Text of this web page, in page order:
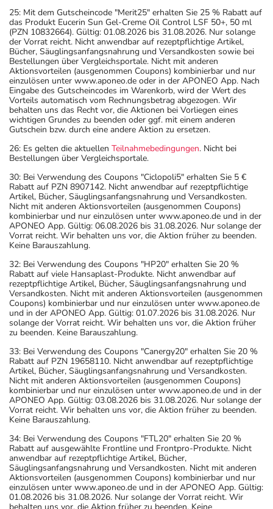
25: Mit dem Gutscheincode "Merit25" erhalten Sie 25 % Rabatt auf
das Produkt Eucerin Sun Gel-Creme Oil Control LSF 50+, 50 ml
(PZN 10832664). Gültig: 01.08.2026 bis 31.08.2026. Nur solange
der Vorrat reicht. Nicht anwendbar auf rezeptpflichtige Artikel,
Bücher, Säuglingsanfangsnahrung und Versandkosten sowie bei
Bestellungen über Vergleichsportale. Nicht mit anderen
Aktionsvorteilen (ausgenommen Coupons) kombinierbar und nur
einzulösen unter www.aponeo.de oder in der APONEO App. Nach
Eingabe des Gutscheincodes im Warenkorb, wird der Wert des
Vorteils automatisch vom Rechnungsbetrag abgezogen. Wir
behalten uns das Recht vor, die Aktionen bei Vorliegen eines
wichtigen Grundes zu beenden oder ggf. mit einem anderen
Gutschein bzw. durch eine andere Aktion zu ersetzen.
26: Es gelten die aktuellen Teilnahmebedingungen. Nicht bei
Bestellungen über Vergleichsportale.
30: Bei Verwendung des Coupons "Ciclopoli5" erhalten Sie 5 €
Rabatt auf PZN 8907142. Nicht anwendbar auf rezeptpflichtige
Artikel, Bücher, Säuglingsanfangsnahrung und Versandkosten.
Nicht mit anderen Aktionsvorteilen (ausgenommen Coupons)
kombinierbar und nur einzulösen unter www.aponeo.de und in der
APONEO App. Gültig: 06.08.2026 bis 31.08.2026. Nur solange der
Vorrat reicht. Wir behalten uns vor, die Aktion früher zu beenden.
Keine Barauszahlung.
32: Bei Verwendung des Coupons "HP20" erhalten Sie 20 %
Rabatt auf viele Hansaplast-Produkte. Nicht anwendbar auf
rezeptpflichtige Artikel, Bücher, Säuglingsanfangsnahrung und
Versandkosten. Nicht mit anderen Aktionsvorteilen (ausgenommen
Coupons) kombinierbar und nur einzulösen unter www.aponeo.de
und in der APONEO App. Gültig: 01.07.2026 bis 31.08.2026. Nur
solange der Vorrat reicht. Wir behalten uns vor, die Aktion früher
zu beenden. Keine Barauszahlung.
33: Bei Verwendung des Coupons "Canergy20" erhalten Sie 20 %
Rabatt auf PZN 19658110. Nicht anwendbar auf rezeptpflichtige
Artikel, Bücher, Säuglingsanfangsnahrung und Versandkosten.
Nicht mit anderen Aktionsvorteilen (ausgenommen Coupons)
kombinierbar und nur einzulösen unter www.aponeo.de und in der
APONEO App. Gültig: 03.08.2026 bis 31.08.2026. Nur solange der
Vorrat reicht. Wir behalten uns vor, die Aktion früher zu beenden.
Keine Barauszahlung.
34: Bei Verwendung des Coupons "FTL20" erhalten Sie 20 %
Rabatt auf ausgewählte Frontline und Frontpro-Produkte. Nicht
anwendbar auf rezeptpflichtige Artikel, Bücher,
Säuglingsanfangsnahrung und Versandkosten. Nicht mit anderen
Aktionsvorteilen (ausgenommen Coupons) kombinierbar und nur
einzulösen unter www.aponeo.de und in der APONEO App. Gültig:
01.08.2026 bis 31.08.2026. Nur solange der Vorrat reicht. Wir